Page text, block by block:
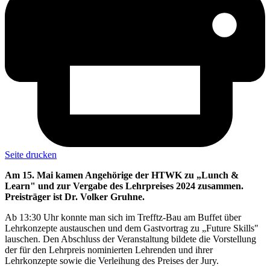
Seite drucken
Am 15. Mai kamen Angehörige der HTWK zu „Lunch &
Learn" und zur Vergabe des Lehrpreises 2024 zusammen.
Preisträger ist Dr. Volker Gruhne.
Ab 13:30 Uhr konnte man sich im Trefftz-Bau am Buffet über
Lehrkonzepte austauschen und dem Gastvortrag zu „Future Skills"
lauschen. Den Abschluss der Veranstaltung bildete die Vorstellung
der für den Lehrpreis nominierten Lehrenden und ihrer
Lehrkonzepte sowie die Verleihung des Preises der Jury.